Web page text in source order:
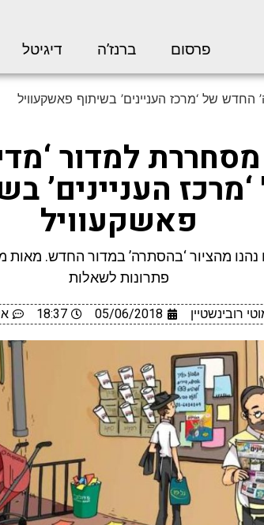
פרסום ברנז’ה דיגיטל
של ‘מרכז העניינים’ בשיתוף פאשקעוויל
למדור
העניינים’
פאשקעוויל
נהנו מהציור ‘בהסתרה’ במדור החדש.
פתרונות לשאלות
רובינשטיין 05/06/2018
18:37